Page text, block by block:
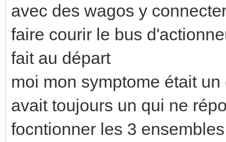
avec des wagos y
faire courir le bus
fait au départ
moi mon symptome était
avait toujours un qui ne
focntionner les 3